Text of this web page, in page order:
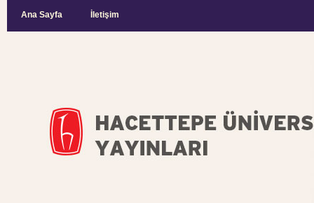
Ana Sayfa İletişim